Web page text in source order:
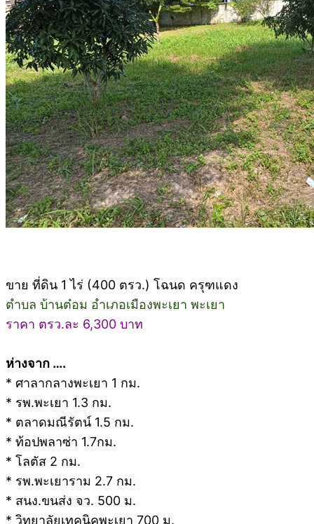
ขาย ที่ดิน 1 ไร่ (400 ตรว.) โฉนด ครุฑแดง
ตำบล บ้านต๋อม อำเภอเมืองพะเยา พะเยา
ราคา ตรว.ละ 6,300 บาท
ห่างจาก ….
* ศาลากลางพะเยา 1 กม.
* รพ.พะเยา 1.3 กม.
* ตลาดมณีรัตน์ 1.5 กม.
* ท้อปพลาซ่า 1.7กม.
* โลตัส 2 กม.
* รพ.พะเยาราม 2.7 กม.
* สนง.ขนส่ง จว. 500 ม.
* วิทยาลัยเทคนิคพะเยา 700 ม.